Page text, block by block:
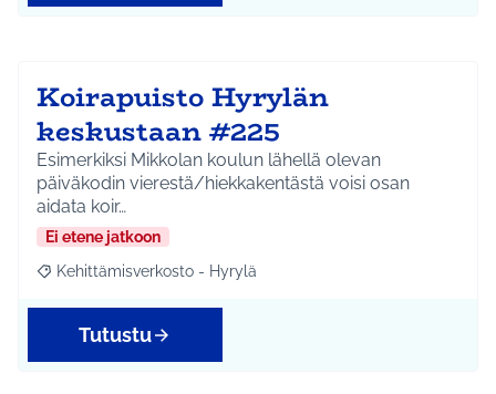
Koirapuisto Hyrylän
keskustaan #225
Esimerkiksi Mikkolan koulun lähellä olevan
päiväkodin vierestä/hiekkakentästä voisi osan
aidata koir…
Ei etene jatkoon
Rajaa tulokset aihepiirin mukaan: Kehittämisverkosto - Hyrylä
Kehittämisverkosto - Hyrylä
Tutustu